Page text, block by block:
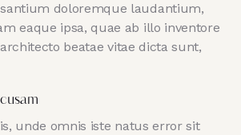
doloremque laudantium,
eaque ipsa, quae ab illo inventore
beatae vitae dicta sunt,
unde omnis iste natus error sit